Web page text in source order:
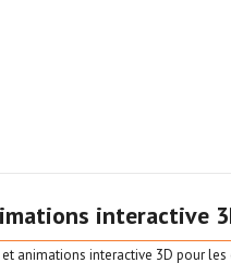
interactive
animations interactive 3D pour les